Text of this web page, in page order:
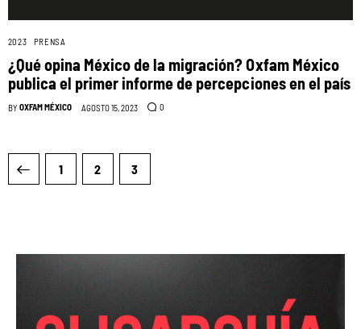
2023 PRENSA
¿Qué opina México de la migración? Oxfam México
publica el primer informe de percepciones en el país
BY OXFAM MÉXICO AGOSTO 15, 2023 0
1 2 3